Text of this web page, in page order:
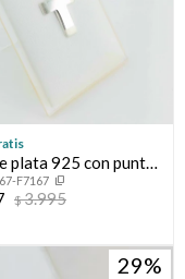
plata 925 con puntas
F7167
$3.995
29